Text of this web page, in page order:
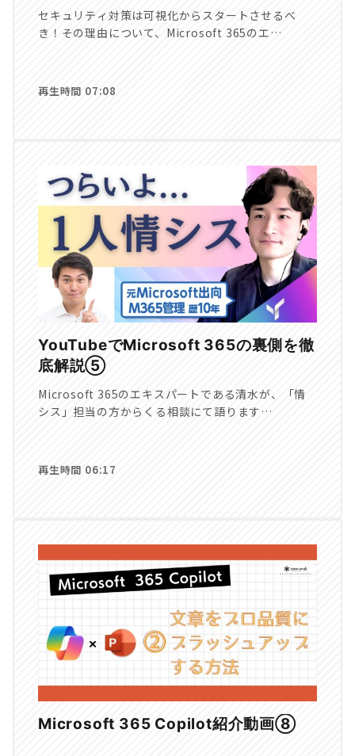
セキュリティ対策は可視化からスタートさせるべ
き！その理由について、Microsoft 365のエ…
再生時間 07:08
YouTubeでMicrosoft 365の裏側を徹
底解説⑤
Microsoft 365のエキスパートである清水が、「情
シス」担当の方からくる相談にて語ります…
再生時間 06:17
Microsoft 365 Copilot紹介動画⑧